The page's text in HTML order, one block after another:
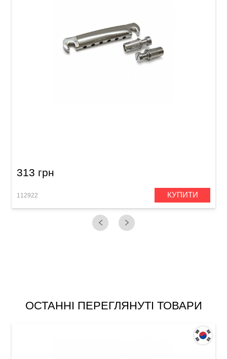
313 грн
112922 КУПИТИ
ОСТАННІ ПЕРЕГЛЯНУТІ ТОВАРИ